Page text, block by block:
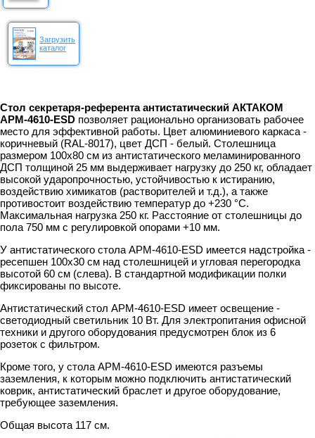
Загрузить
каталог
Стол секретаря-референта антистатический АКТАКОМ
АРМ-4610-ESD позволяет рационально организовать рабочее
место для эффективной работы. Цвет алюминиевого каркаса -
коричневый (RAL-8017), цвет ДСП - белый. Столешница
размером 100х80 см из антистатического меламинированного
ДСП толщиной 25 мм выдерживает нагрузку до 250 кг, обладает
высокой ударопрочностью, устойчивостью к истиранию,
воздействию химикатов (растворителей и т.д.), а также
противостоит воздействию температур до +230 °C.
Максимальная нагрузка 250 кг. Расстояние от столешницы до
пола 750 мм с регулировкой опорами +10 мм.
У антистатического стола АРМ-4610-ESD имеется надстройка -
ресепшен 100х30 см над столешницей и угловая перегородка
высотой 60 см (слева). В стандартной модификации полки
фиксированы по высоте.
Антистатический стол АРМ-4610-ESD имеет освещение -
светодиодный светильник 10 Вт. Для электропитания офисной
техники и другого оборудования предусмотрен блок из 6
розеток с фильтром.
Кроме того, у стола АРМ-4610-ESD имеются разъемы
заземления, к которым можно подключить антистатический
коврик, антистатический браслет и другое оборудование,
требующее заземления.
Общая высота 117 см.